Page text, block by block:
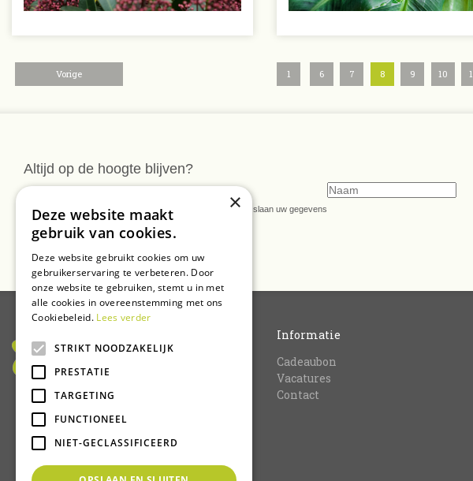
Vorige 1 6 7 8 9 10
Altijd op de hoogte blijven?
* U kunt de nieuwsbrief ongeveer wekelijks verwachten. Wij slaan uw gegevens
secuur op conform onzeprivacy verklaring.
Informatie
Cadeaubon
Vacatures
Contact
×
Deze website maakt
gebruik van cookies.
Deze website gebruikt cookies om uw
gebruikerservaring te verbeteren. Door
onze website te gebruiken, stemt u in met
alle cookies in overeenstemming met ons
Cookiebeleid. Lees verder
STRIKT NOODZAKELIJK
PRESTATIE
TARGETING
FUNCTIONEEL
NIET-GECLASSIFICEERD